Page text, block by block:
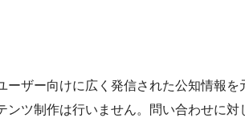
ーザー向けに広く発信された公知情報
ンツ制作は行いません。問い合わせに対